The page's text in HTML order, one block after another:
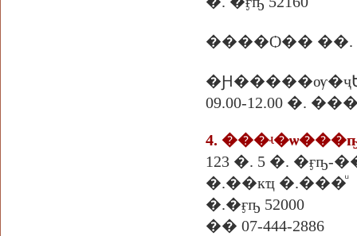
����Ѻ��
09.00-12.00 �.
4.
123 �. 5 �. �ӻҧ-
�.��кҵ �.���ͧ
�.�ӻҧ 52000
�� 07-444-2886